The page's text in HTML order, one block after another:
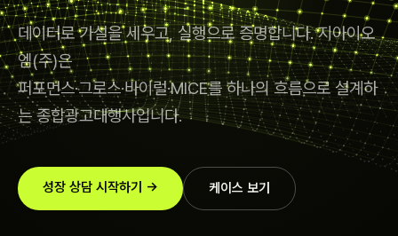
데이터로 가설을 세우고, 실행으로 증명합니다. 지아이오
엠(주)은
퍼포먼스·그로스·바이럴·MICE를 하나의 흐름으로 설계하
는 종합광고대행사입니다.
성장 상담 시작하기 → 케이스 보기